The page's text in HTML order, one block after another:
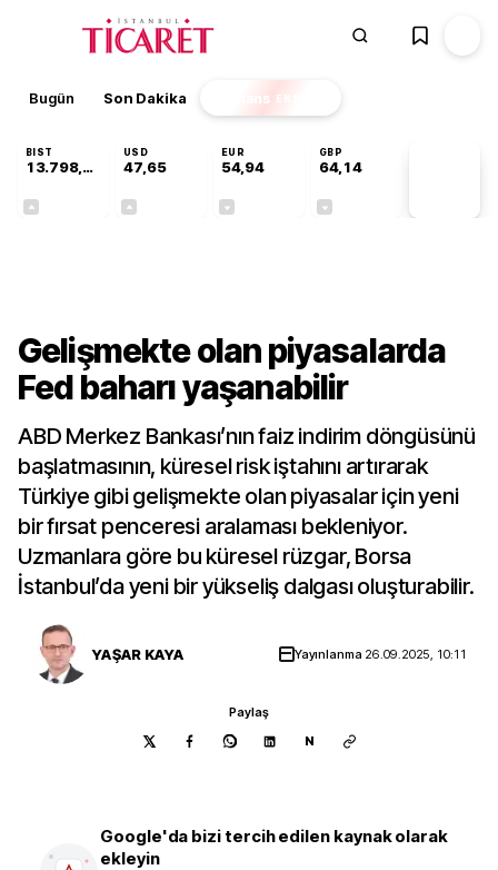
Bugün Son Dakika Finans EKSTRA
BIST
13.798,82
USD
47,65
EUR
54,94
GBP
64,14
Gelişmekte olan piyasalarda
Fed baharı yaşanabilir
ABD Merkez Bankası’nın faiz indirim döngüsünü
başlatmasının, küresel risk iştahını artırarak
Türkiye gibi gelişmekte olan piyasalar için yeni
bir fırsat penceresi aralaması bekleniyor.
Uzmanlara göre bu küresel rüzgar, Borsa
İstanbul’da yeni bir yükseliş dalgası oluşturabilir.
YAŞAR KAYA Yayınlanma 26.09.2025, 10:11
Paylaş
N
Google'da bizi tercih edilen kaynak olarak
ekleyin